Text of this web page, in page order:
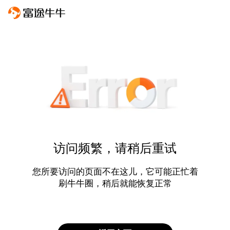
访问频繁，请稍后重试
您所要访问的页面不在这儿，它可能正忙着
刷牛牛圈，稍后就能恢复正常